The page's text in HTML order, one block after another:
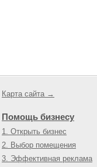
Карта сайта →
Помощь бизнесу
1. Открыть бизнес
2. Выбор помещения
3. Эффективная реклама